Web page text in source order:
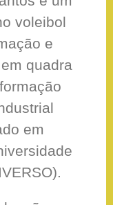
voleibol
e
quadra
em